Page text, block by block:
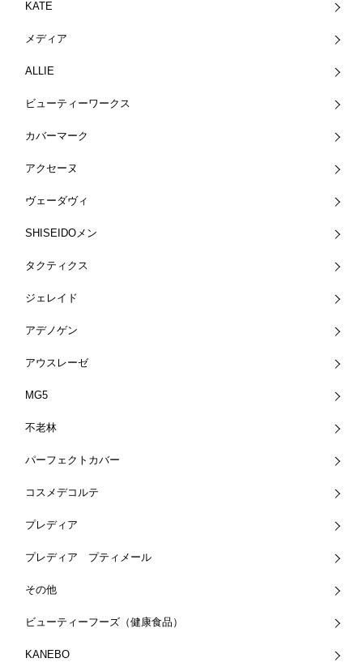
KATE
メディア
ALLIE
ビューティーワークス
カバーマーク
アクセーヌ
ヴェーダヴィ
SHISEIDOメン
タクティクス
ジェレイド
アデノゲン
アウスレーゼ
MG5
不老林
パーフェクトカバー
コスメデコルテ
プレディア
プレディア プティメール
その他
ビューティーフーズ（健康食品）
KANEBO